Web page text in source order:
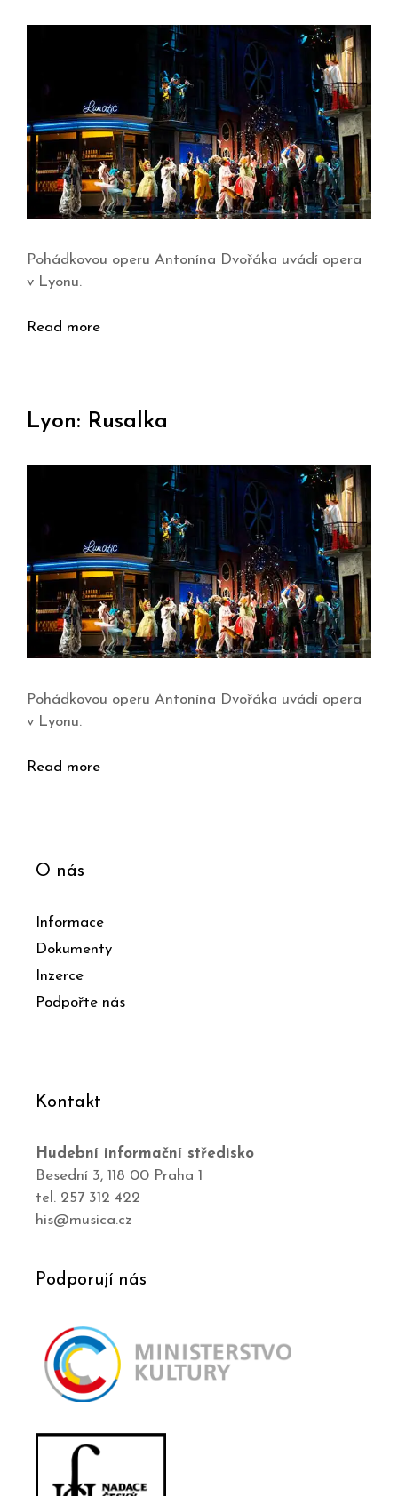
Pohádkovou operu Antonína Dvořáka uvádí opera
v Lyonu.
Read more
Lyon: Rusalka
Pohádkovou operu Antonína Dvořáka uvádí opera
v Lyonu.
Read more
O nás
Informace
Dokumenty
Inzerce
Podpořte nás
Kontakt
Hudební informační středisko
Besední 3, 118 00 Praha 1
tel. 257 312 422
his@musica.cz
Podporují nás